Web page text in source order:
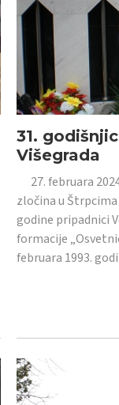
31.
Višegrada
27. februara
zločina u Štrpcima
godine pripadnici
formacije
februara 1993.